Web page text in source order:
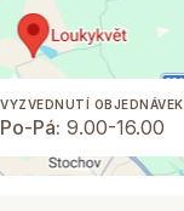
VYZVEDNUTÍ OBJEDNÁVEK
Po-Pá: 9.00-16.00